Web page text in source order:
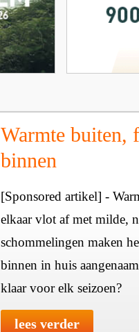
Warmte buiten,
binnen
[Sponsored artikel] -
elkaar vlot af met milde,
schommelingen maken
binnen in huis
klaar voor elk seizoen?
lees verder